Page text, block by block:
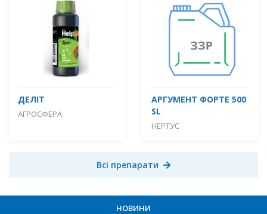
ДЕЛІТ
АГРОСФЕРА
АРГУМЕНТ ФОРТЕ 500
SL
НЕРТУС
Всі препарати
НОВИНИ